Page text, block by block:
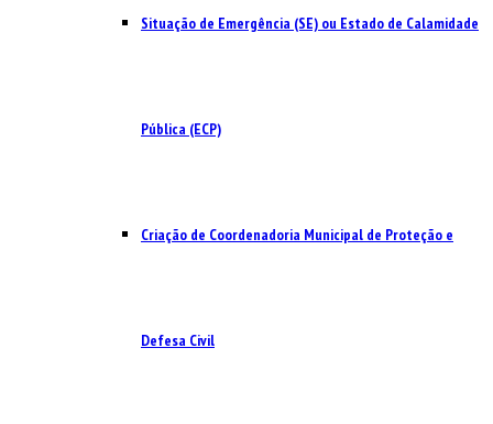
Situação de Emergência (SE) ou Estado de Calamidade
Pública (ECP)
Criação de Coordenadoria Municipal de Proteção e
Defesa Civil